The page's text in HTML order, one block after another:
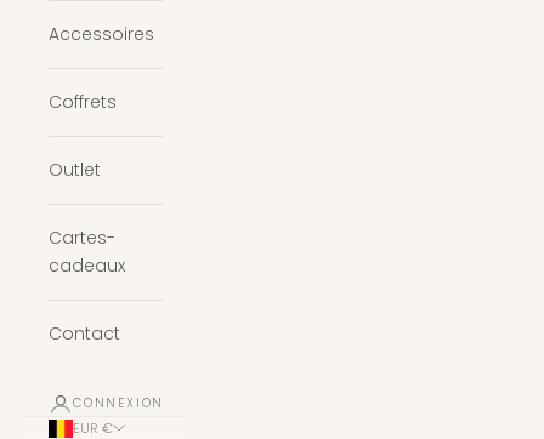
Accessoires
Coffrets
Outlet
Cartes-
cadeaux
Contact
CONNEXION
EUR €